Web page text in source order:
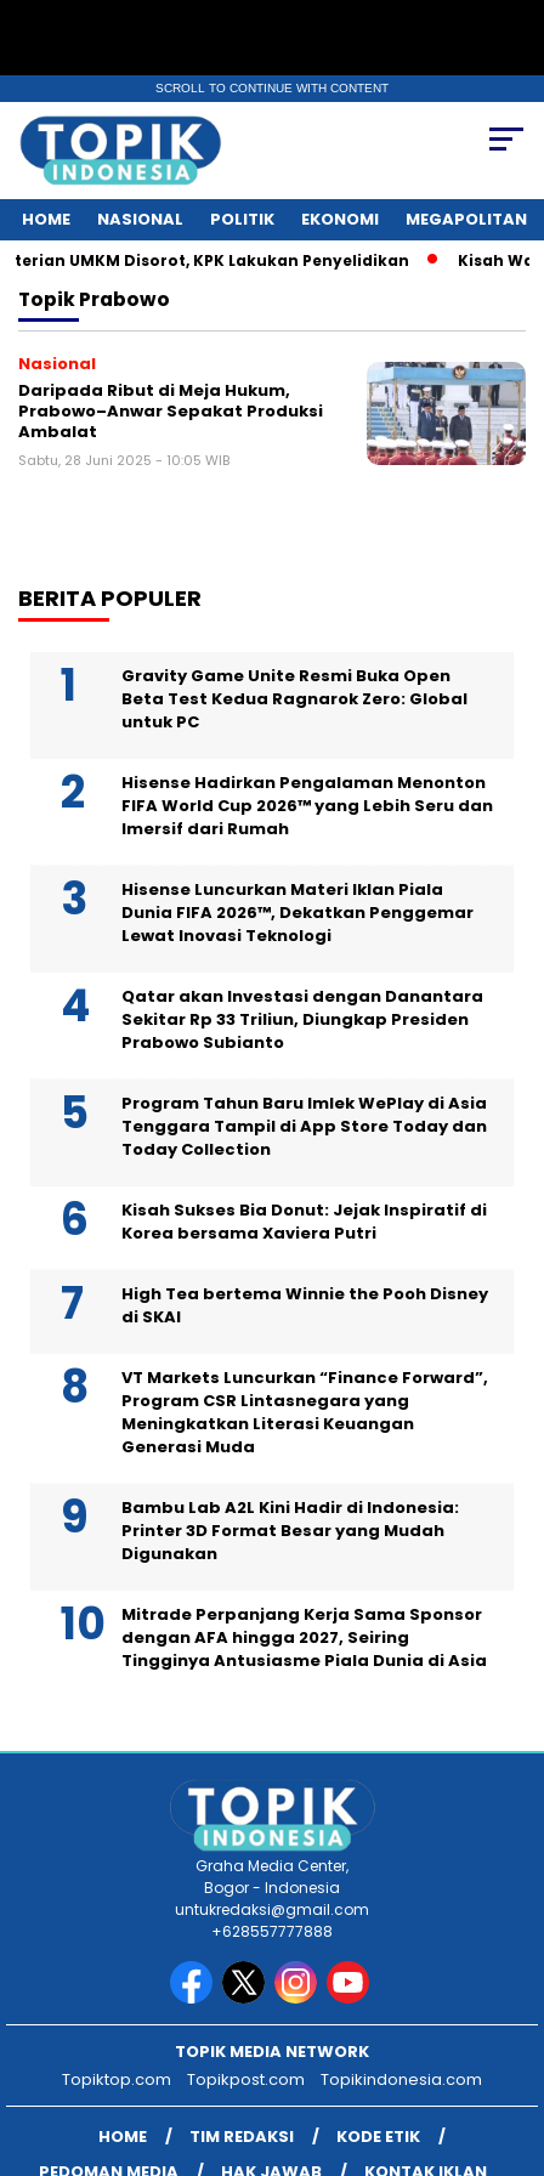
SCROLL TO CONTINUE WITH CONTENT
HOME NASIONAL POLITIK EKONOMI MEGAPOLITAN
UMKM Disorot, KPK Lakukan Penyelidikan Kisah
TopikPrabowo
Nasional
Daripada Ribut di Meja Hukum,
Prabowo–Anwar Sepakat Produksi
Ambalat
Sabtu, 28 Juni 2025 - 10:05 WIB
BERITA POPULER
Gravity Game Unite Resmi Buka Open
Beta Test Kedua Ragnarok Zero: Global
untuk PC
Hisense Hadirkan Pengalaman Menonton
FIFA World Cup 2026™ yang Lebih Seru dan
Imersif dari Rumah
Hisense Luncurkan Materi Iklan Piala
Dunia FIFA 2026™, Dekatkan Penggemar
Lewat Inovasi Teknologi
Qatar akan Investasi dengan Danantara
Sekitar Rp 33 Triliun, Diungkap Presiden
Prabowo Subianto
Program Tahun Baru Imlek WePlay di Asia
Tenggara Tampil di App Store Today dan
Today Collection
Kisah Sukses Bia Donut: Jejak Inspiratif di
Korea bersama Xaviera Putri
High Tea bertema Winnie the Pooh Disney
di SKAI
VT Markets Luncurkan “Finance Forward”,
Program CSR Lintasnegara yang
Meningkatkan Literasi Keuangan
Generasi Muda
Bambu Lab A2L Kini Hadir di Indonesia:
Printer 3D Format Besar yang Mudah
Digunakan
Mitrade Perpanjang Kerja Sama Sponsor
dengan AFA hingga 2027, Seiring
Tingginya Antusiasme Piala Dunia di Asia
Graha Media Center,
Bogor - Indonesia
untukredaksi@gmail.com
+628557777888
TOPIK MEDIA NETWORK
Topiktop.com
Topikpost.com Topikindonesia.com
HOME TIM REDAKSI
KODE ETIK